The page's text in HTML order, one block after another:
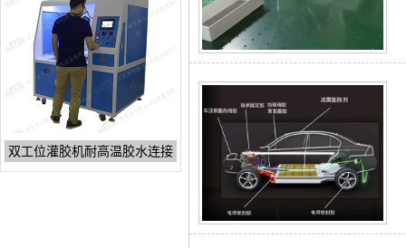
双工位灌胶机耐高温胶水连接